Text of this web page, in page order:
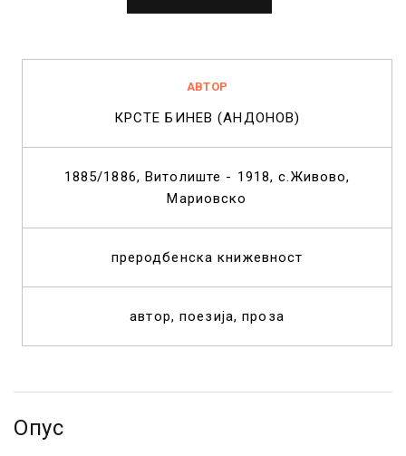
АВТОР
КРСТЕ БИНЕВ (АНДОНОВ)
1885/1886, Витолиште - 1918, с.Живово,
Мариовско
преродбенска книжевност
автор поезија проза
Опус